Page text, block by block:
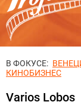
В ФОКУСЕ:
КИНОБИЗНЕС
Varios Lobos